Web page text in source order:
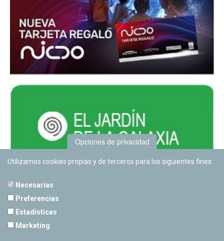
Opciones de privacidad
Utilizamos cookies propias y de terceros para los siguientes fines:
Necesarias
Preferencias
Estadísticas
Marketing